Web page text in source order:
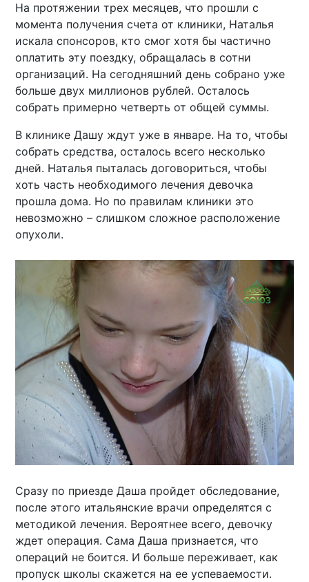
На протяжении трех месяцев, что прошли с
момента получения счета от клиники, Наталья
искала спонсоров, кто смог хотя бы частично
оплатить эту поездку, обращалась в сотни
организаций. На сегодняшний день собрано уже
больше двух миллионов рублей. Осталось
собрать примерно четверть от общей суммы.
В клинике Дашу ждут уже в январе. На то, чтобы
собрать средства, осталось всего несколько
дней. Наталья пыталась договориться, чтобы
хоть часть необходимого лечения девочка
прошла дома. Но по правилам клиники это
невозможно – слишком сложное расположение
опухоли.
Сразу по приезде Даша пройдет обследование,
после этого итальянские врачи определятся с
методикой лечения. Вероятнее всего, девочку
ждет операция. Сама Даша признается, что
операций не боится. И больше переживает, как
пропуск школы скажется на ее успеваемости.